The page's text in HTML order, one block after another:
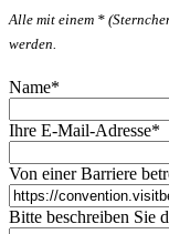
Alle mit einem *
werden.
Name*
Ihre E-Mail-Adresse*
Von einer Barriere
Bitte beschreiben Sie